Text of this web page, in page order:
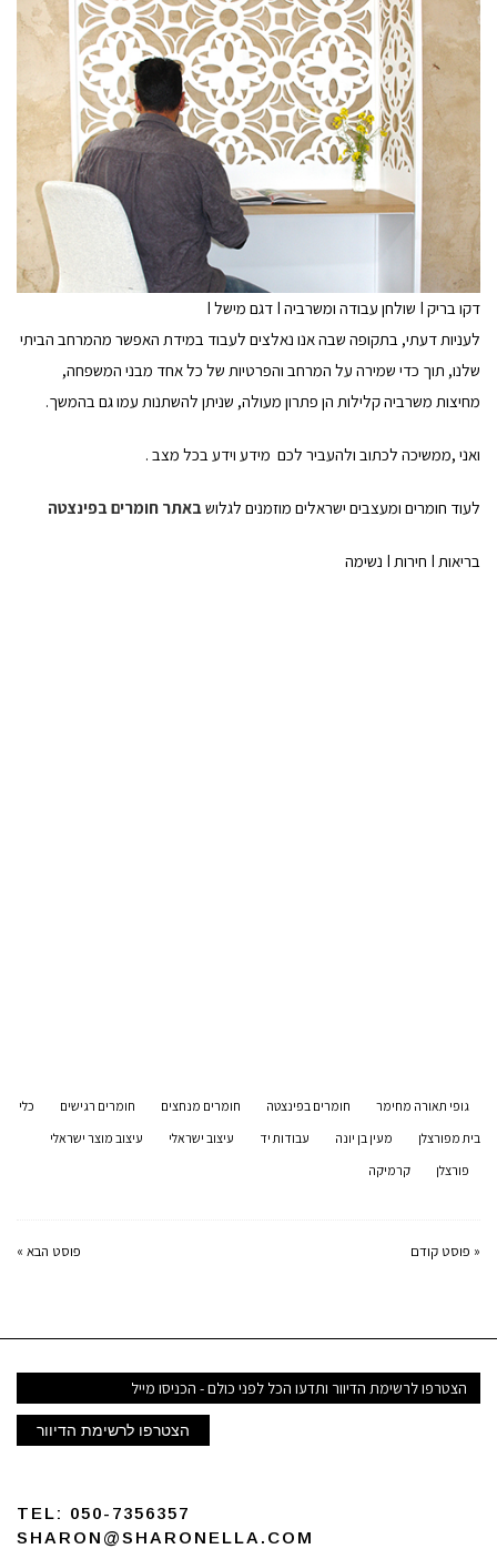
דקו בריק I שולחן עבודה ומשרביה I דגם מישל I
לעניות דעתי, בתקופה שבה אנו נאלצים לעבוד במידת האפשר מהמרחב הביתי
שלנו, תוך כדי שמירה על המרחב והפרטיות של כל אחד מבני המשפחה,
מחיצות משרביה קלילות הן פתרון מעולה, שניתן להשתנות עמו גם בהמשך.
ואני ,ממשיכה לכתוב ולהעביר לכם מידע וידע בכל מצב .
לעוד חומרים ומעצבים ישראלים מוזמנים לגלושבאתר חומרים בפינצטה
בריאות I חירות I נשימה
גופי תאורה מחימר חומרים בפינצטה חומרים מנחצים חומרים רגישים
כלי
בית מפורצלן
מעין בן יונה עבודות יד עיצוב ישראלי
עיצוב מוצר ישראלי
פורצלן
קרמיקה
« פוסט קודם פוסט הבא »
דואר
אלקטרוני
הצטרפו לרשימת הדיוור
TEL: 050-7356357
SHARON@SHARONELLA.COM